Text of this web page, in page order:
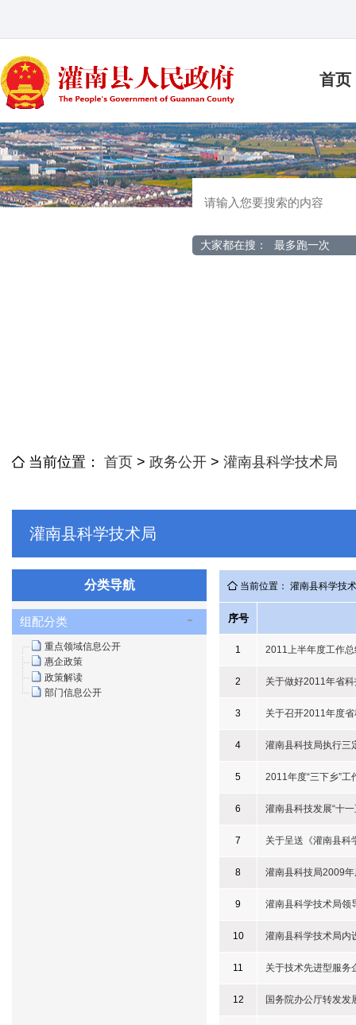
首页
大家都在搜： 最多跑一次
当前位置： 首页 > 政务公开 > 灌南县科学技术局
灌南县科学技术局
分类导航
组配分类
重点领域信息公开
惠企政策
政策解读
部门信息公开
当前位置： 灌南县科学技
序号
1 2011上半年度工作总
2 关于做好2011年省
3 关于召开2011年度
4 灌南县科技局执行三
5 2011年度“三下乡”工
6 灌南县科技发展“十
7 关于呈送《灌南县科
8 灌南县科技局2009
9 灌南县科学技术局领
10 灌南县科学技术局内
11 关于技术先进型服务
12 国务院办公厅转发发